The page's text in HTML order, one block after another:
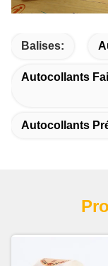
Balises:
Autocollants
Autocollants